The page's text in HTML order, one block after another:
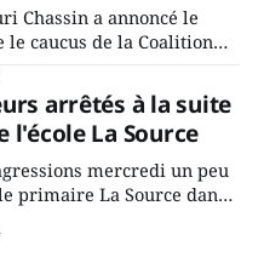
Chassin a annoncé le
caucus de la Coalition
parce qu'il est déçu du
de son incapacité, qu'il
arrêtés à la suite
l'école La Source
mercredi un peu
primaire La Source dans
L'une de deux
un véhicule et aspergée